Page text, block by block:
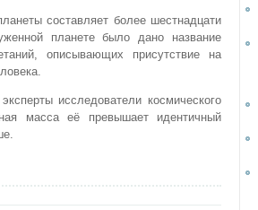
составляет более шестнадцати
планете было дано название
описывающих присутствие на
исследователи космического
масса её превышает идентичный